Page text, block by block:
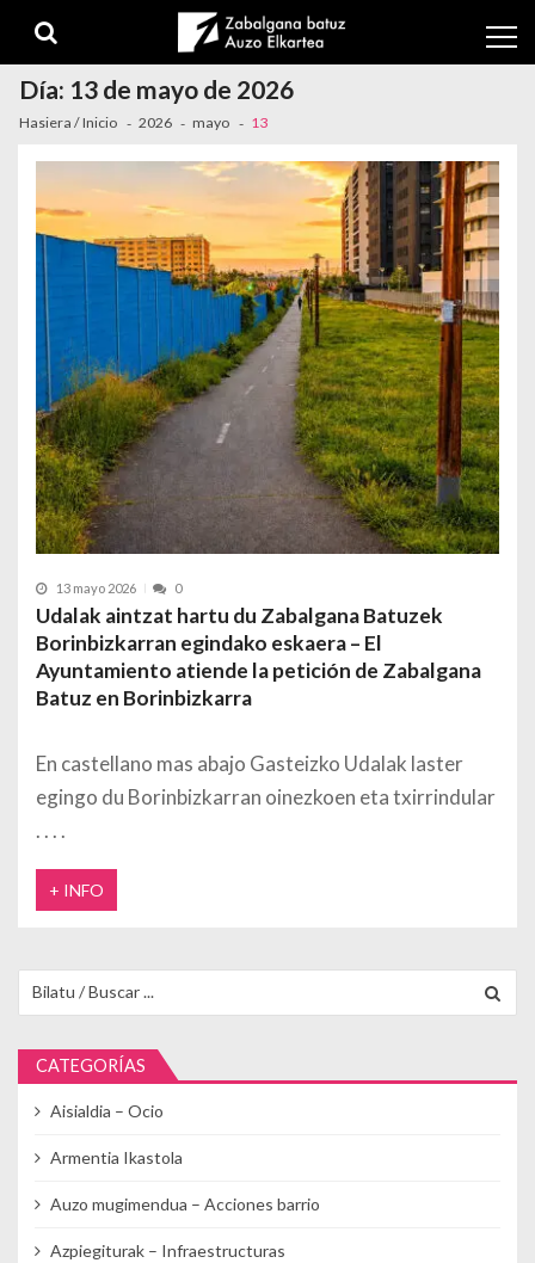
Día: 13 de mayo de 2026
Hasiera / Inicio 2026 mayo 13
13 mayo 2026 0
Udalak aintzat hartu du Zabalgana Batuzek
Borinbizkarran egindako eskaera – El
Ayuntamiento atiende la petición de Zabalgana
Batuz en Borinbizkarra
En castellano mas abajo Gasteizko Udalak laster
egingo du Borinbizkarran oinezkoen eta txirrindular
+ INFO
CATEGORÍAS
Aisialdia – Ocio
Armentia Ikastola
Auzo mugimendua – Acciones barrio
Azpiegiturak – Infraestructuras